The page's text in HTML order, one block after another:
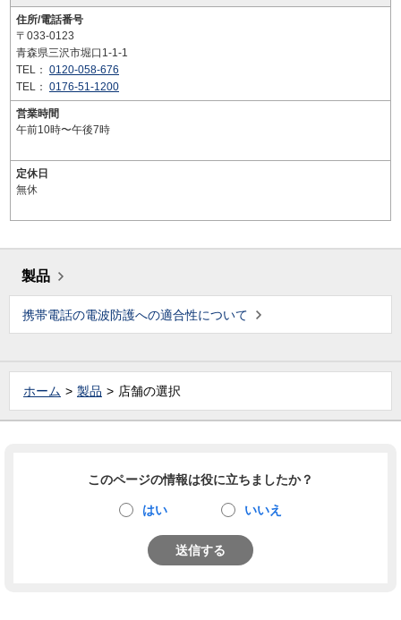
住所/電話番号
〒033-0123
青森県三沢市堀口1-1-1
TEL： 0120-058-676
TEL： 0176-51-1200
営業時間
午前10時〜午後7時
定休日
無休
製品
携帯電話の電波防護への適合性について
ホーム 製品 店舗の選択
このページの情報は役に立ちましたか？
はい いいえ
送信する